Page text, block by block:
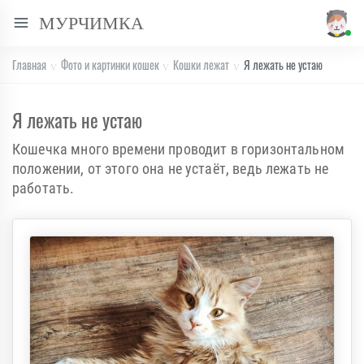
МУРЧИМКА
Главная Фото и картинки кошек Кошки лежат Я лежать не устаю
Я лежать не устаю
Кошечка много времени проводит в горизонтальном
положении, от этого она не устаёт, ведь лежать не
работать.